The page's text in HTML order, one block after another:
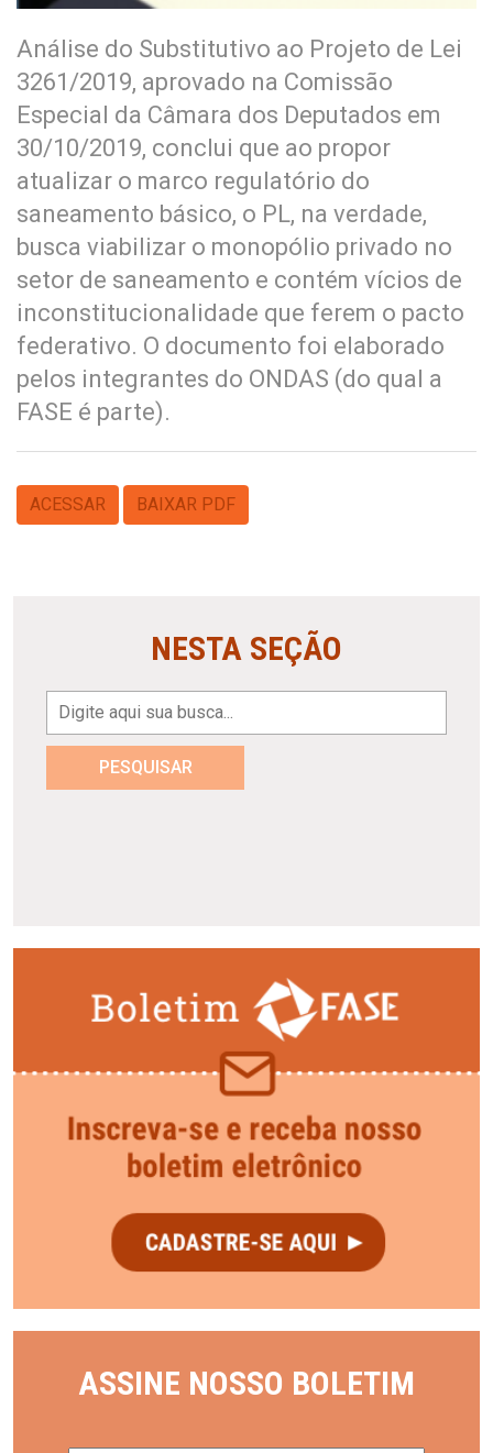
Análise do Substitutivo ao Projeto de Lei
3261/2019, aprovado na Comissão
Especial da Câmara dos Deputados em
30/10/2019, conclui que ao propor
atualizar o marco regulatório do
saneamento básico, o PL, na verdade,
busca viabilizar o monopólio privado no
setor de saneamento e contém vícios de
inconstitucionalidade que ferem o pacto
federativo. O documento foi elaborado
pelos integrantes do ONDAS (do qual a
FASE é parte).
ACESSAR BAIXAR PDF
NESTA SEÇÃO
PESQUISAR
ASSINE NOSSO BOLETIM